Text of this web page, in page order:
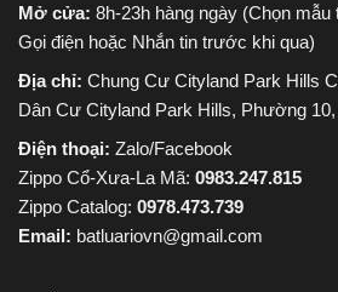
Mở cửa: 8h-23h hàng ngày (Chọn
Gọi điện hoặc Nhắn tin trước khi qua)
Địa chỉ: Chung Cư Cityland Park Hills
Dân Cư Cityland Park Hills, Phường
Điện thoại: Zalo/Facebook
Zippo Cổ-Xưa-La Mã: 0983.247.815
Zippo Catalog: 0978.473.739
Email: batluariovn@gmail.com